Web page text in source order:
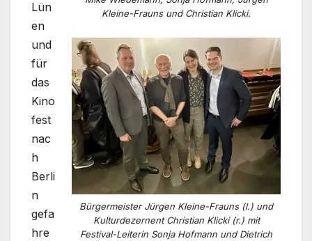
Kleine-Frauns und Christian Klicki.
Bürgermeister Jürgen Kleine-Frauns (l.) und
Kulturdezernent Christian Klicki (r.) mit
Festival-Leiterin Sonja Hofmann und Dietrich
Lün
en
und
für
das
Kino
fest
nac
h
Berli
n
gefa
hre